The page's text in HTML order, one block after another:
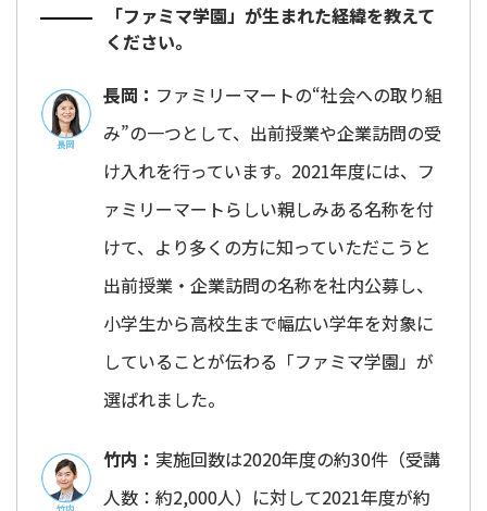
「ファミマ学園」が生まれた経緯を教えて
ください。
長岡： ファミリーマートの“社会への取り組
み”の一つとして、出前授業や企業訪問の受
け入れを行っています。2021年度には、フ
ァミリーマートらしい親しみある名称を付
けて、より多くの方に知っていただこうと
出前授業・企業訪問の名称を社内公募し、
小学生から高校生まで幅広い学年を対象に
していることが伝わる「ファミマ学園」が
選ばれました。
竹内： 実施回数は2020年度の約30件（受講
人数：約2,000人）に対して2021年度が約